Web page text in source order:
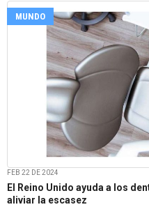
MUNDO
FEB 22 DE 2024
El Reino Unido ayuda a los
aliviar la escasez